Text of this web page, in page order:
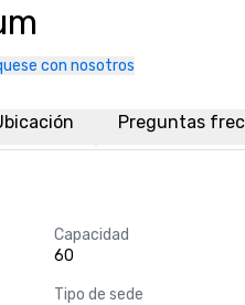
con nosotros
Preguntas
Capacidad
60
Tipo de sede